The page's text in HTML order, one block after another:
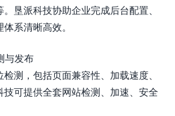
垦派科技协助企业完成后台配置、
系清晰高效。
与发布
测，包括页面兼容性、加载速度、
可提供全套网站检测、加速、安全